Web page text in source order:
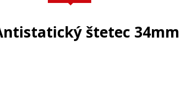
štetec 34mm